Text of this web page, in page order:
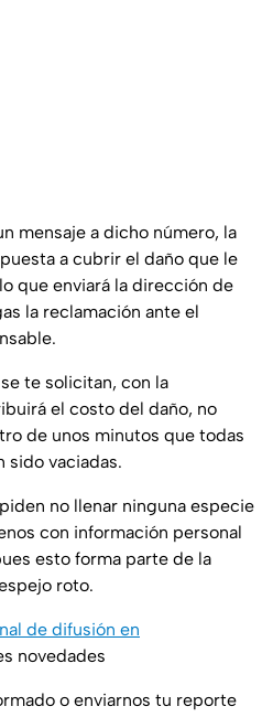
mensaje a dicho número, la
a cubrir el daño que le
que enviará la dirección de
la reclamación ante el
te solicitan, con la
el costo del daño, no
de unos minutos que todas
sido vaciadas.
no llenar ninguna especie
con información personal
esto forma parte de la
roto.
de difusión en
novedades
o enviarnos tu reporte